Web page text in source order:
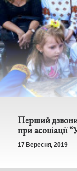
Перший
при асоціації
17 Вересня, 2019